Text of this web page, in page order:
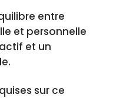
entre
et personnelle
et un
sur ce